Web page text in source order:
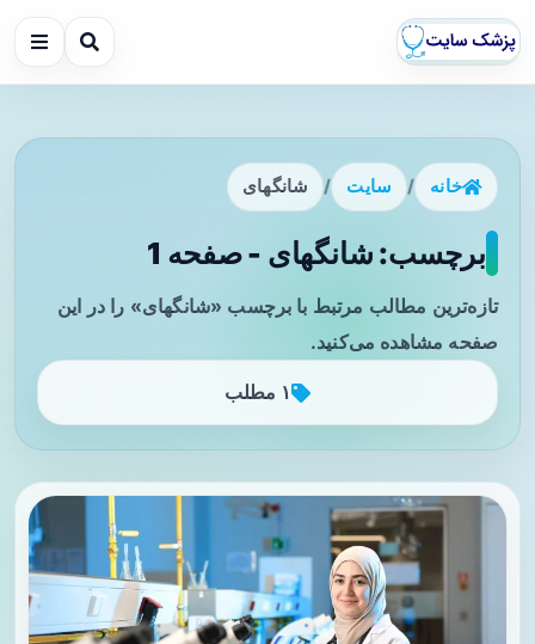
خانه / سایت / شانگهای
برچسب: شانگهای - صفحه 1
تازه‌ترین مطالب مرتبط با برچسب «شانگهای» را در این
صفحه مشاهده می‌کنید.
۱ مطلب